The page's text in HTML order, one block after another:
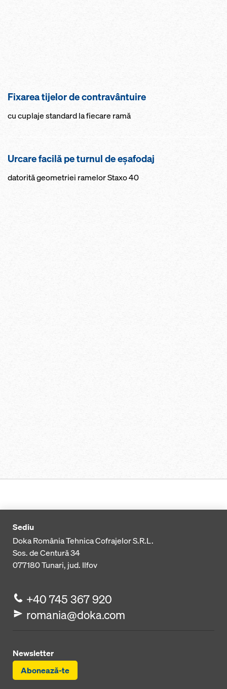
Fixarea tijelor de contravântuire
cu cuplaje standard la fiecare ramă
Urcare facilă pe turnul de eșafodaj
datorită geometriei ramelor Staxo 40
Sediu
Doka România Tehnica Cofrajelor S.R.L.
Sos. de Centură 34
077180Tunari, jud. Ilfov
+40 745 367 920
romania@doka.com
Newsletter
Abonează-te